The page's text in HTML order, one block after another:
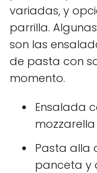
variadas, y
parrilla.
son las
de pasta con
momento.
Ensalada
Pasta alla
panceta y